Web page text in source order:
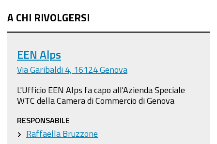
A CHI RIVOLGERSI
EEN Alps
Via Garibaldi 4, 16124 Genova
L'Ufficio EEN Alps fa capo all'Azienda Speciale
WTC della Camera di Commercio di Genova
RESPONSABILE
Raffaella Bruzzone